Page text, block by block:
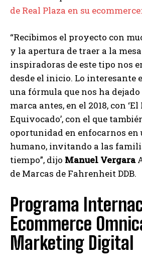
de Real Plaza en su
“Recibimos el proyecto con
y la apertura de traer a la
inspiradoras de este tipo nos
desde el inicio. Lo interesante
una fórmula que nos ha
marca antes, en el 2018, con ‘El
Equivocado’, con el que
oportunidad en enfocarnos en
humano, invitando a las
tiempo”, dijo Manuel Vergara
de Marcas de Fahrenheit DDB.
Programa
Ecommerce
Marketing Digital